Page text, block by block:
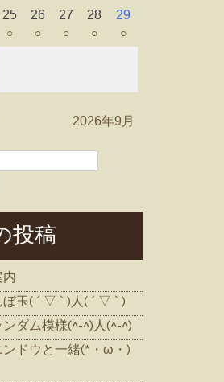
25
○
26
○
27
○
28
○
29
○
2026年9月
投稿
玉( ´ ▽ ` )人( ´ ▽ ` )
ダム模様(^-^)人(^-^)
ンドウと一緒(*・ω・)